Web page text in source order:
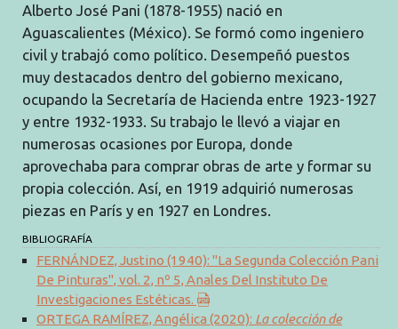
Alberto José Pani (1878-1955) nació en
Aguascalientes (México). Se formó como ingeniero
civil y trabajó como político. Desempeñó puestos
muy destacados dentro del gobierno mexicano,
ocupando la Secretaría de Hacienda entre 1923-1927
y entre 1932-1933. Su trabajo le llevó a viajar en
numerosas ocasiones por Europa, donde
aprovechaba para comprar obras de arte y formar su
propia colección. Así, en 1919 adquirió numerosas
piezas en París y en 1927 en Londres.
BIBLIOGRAFÍA
FERNÁNDEZ, Justino (1940): "La Segunda Colección Pani
De Pinturas", vol. 2, nº 5, Anales Del Instituto De
Investigaciones Estéticas.
ORTEGA RAMÍREZ, Angélica (2020): La colección de